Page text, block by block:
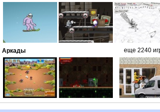
Аркады еще 2240